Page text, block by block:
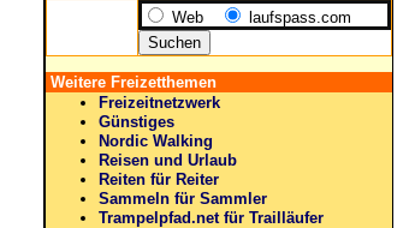
Web laufspass.com
Weitere Freizetthemen
Freizeitnetzwerk
Günstiges
Nordic Walking
Reisen und Urlaub
Reiten für Reiter
Sammeln für Sammler
Trampelpfad.net für Trailläufer